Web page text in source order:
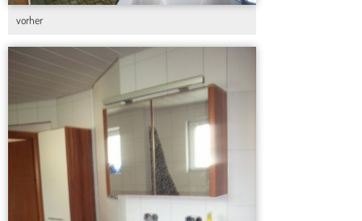
vorher